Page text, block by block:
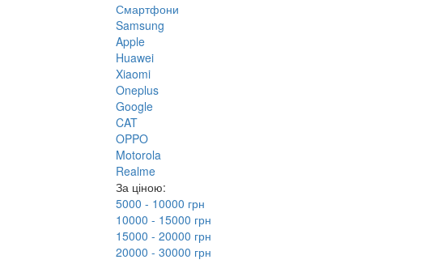
Смартфони
Samsung
Apple
Huawei
Xiaomi
Oneplus
Google
CAT
OPPO
Motorola
Realme
За ціною:
5000 - 10000 грн
10000 - 15000 грн
15000 - 20000 грн
20000 - 30000 грн